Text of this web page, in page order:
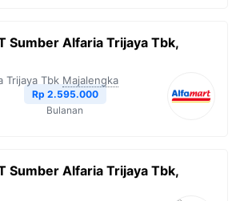
Sumber Alfaria Trijaya Tbk,
Trijaya Tbk Majalengka
Rp 2.595.000
Bulanan
Sumber Alfaria Trijaya Tbk,